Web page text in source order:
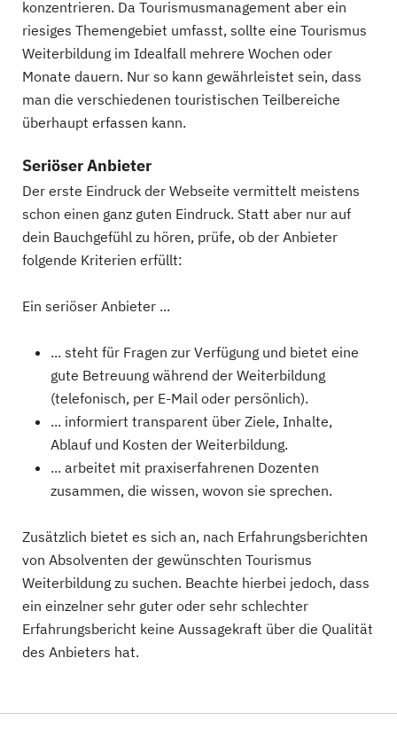
konzentrieren. Da Tourismusmanagement aber ein
riesiges Themengebiet umfasst, sollte eine Tourismus
Weiterbildung im Idealfall mehrere Wochen oder
Monate dauern. Nur so kann gewährleistet sein, dass
man die verschiedenen touristischen Teilbereiche
überhaupt erfassen kann.
Seriöser Anbieter
Der erste Eindruck der Webseite vermittelt meistens
schon einen ganz guten Eindruck. Statt aber nur auf
dein Bauchgefühl zu hören, prüfe, ob der Anbieter
folgende Kriterien erfüllt:
Ein seriöser Anbieter ...
... steht für Fragen zur Verfügung und bietet eine
gute Betreuung während der Weiterbildung
(telefonisch, per E-Mail oder persönlich).
... informiert transparent über Ziele, Inhalte,
Ablauf und Kosten der Weiterbildung.
... arbeitet mit praxiserfahrenen Dozenten
zusammen, die wissen, wovon sie sprechen.
Zusätzlich bietet es sich an, nach Erfahrungsberichten
von Absolventen der gewünschten Tourismus
Weiterbildung zu suchen. Beachte hierbei jedoch, dass
ein einzelner sehr guter oder sehr schlechter
Erfahrungsbericht keine Aussagekraft über die Qualität
des Anbieters hat.